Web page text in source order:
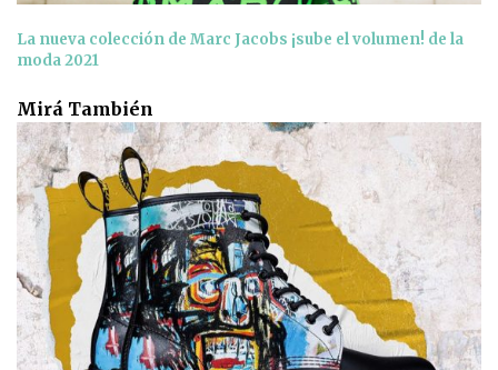
La nueva colección de Marc Jacobs ¡sube el volumen! de la
moda 2021
Mirá También